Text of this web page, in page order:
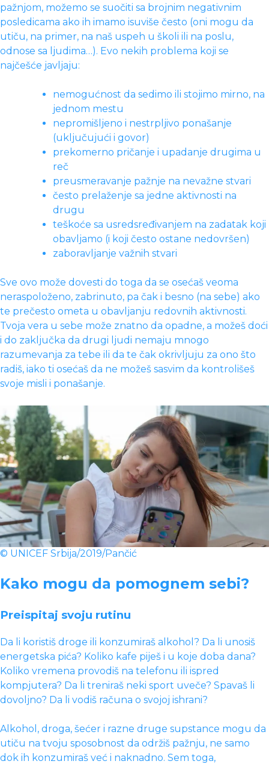
pažnjom, možemo se suočiti sa brojnim negativnim
posledicama ako ih imamo isuviše često (oni mogu da
utiču, na primer, na naš uspeh u školi ili na poslu,
odnose sa ljudima…). Evo nekih problema koji se
najčešće javljaju:
nemogućnost da sedimo ili stojimo mirno, na
jednom mestu
nepromišljeno i nestrpljivo ponašanje
(uključujući i govor)
prekomerno pričanje i upadanje drugima u
reč
preusmeravanje pažnje na nevažne stvari
često prelaženje sa jedne aktivnosti na
drugu
teškoće sa usredsređivanjem na zadatak koji
obavljamo (i koji često ostane nedovršen)
zaboravljanje važnih stvari
Sve ovo može dovesti do toga da se osećaš veoma
neraspoloženo, zabrinuto, pa čak i besno (na sebe) ako
te prečesto ometa u obavljanju redovnih aktivnosti.
Tvoja vera u sebe može znatno da opadne, a možeš doći
i do zaključka da drugi ljudi nemaju mnogo
razumevanja za tebe ili da te čak okrivljuju za ono što
radiš, iako ti osećaš da ne možeš sasvim da kontrolišeš
svoje misli i ponašanje.
© UNICEF Srbija/2019/Pančić
Kako mogu da pomognem sebi?
Preispitaj svoju rutinu
Da li koristiš droge ili konzumiraš alkohol? Da li unosiš
energetska pića? Koliko kafe piješ i u koje doba dana?
Koliko vremena provodiš na telefonu ili ispred
kompjutera? Da li treniraš neki sport uveče? Spavaš li
dovoljno? Da li vodiš računa o svojoj ishrani?
Alkohol, droga, šećer i razne druge supstance mogu da
utiču na tvoju sposobnost da održiš pažnju, ne samo
dok ih konzumiraš već i naknadno. Sem toga,